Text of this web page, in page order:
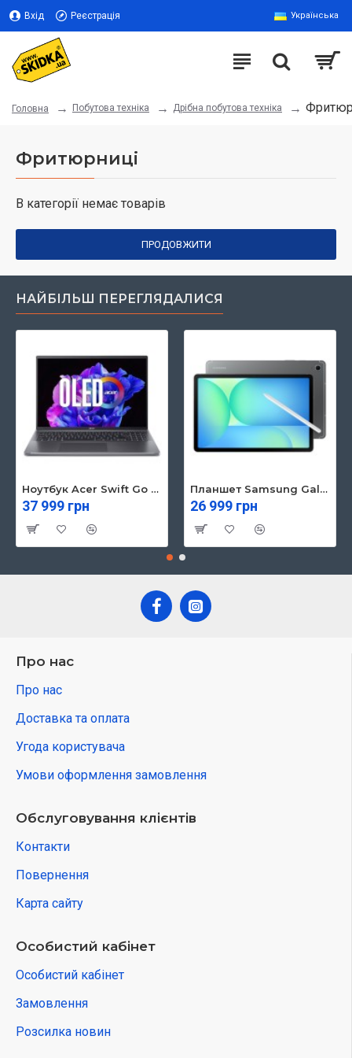
Вхід Реєстрація Українська
Головна Побутова техніка Дрібна побутова техніка
Фритюрниці
В категорії немає товарів
ПРОДОВЖИТИ
НАЙБІЛЬШ ПЕРЕГЛЯДАЛИСЯ
Ноутбук Acer Swift Go 16 SFG16-71 (NX.KVZEU.003)
37 999 грн
Планшет Samsung Galaxy Tab S10 FE 5G 8/128GB Gray (SM-X526BZAREUC)
26 999 грн
Про нас
Про нас
Доставка та оплата
Угода користувача
Умови оформлення замовлення
Обслуговування клієнтів
Контакти
Повернення
Карта сайту
Особистий кабінет
Особистий кабінет
Замовлення
Розсилка новин